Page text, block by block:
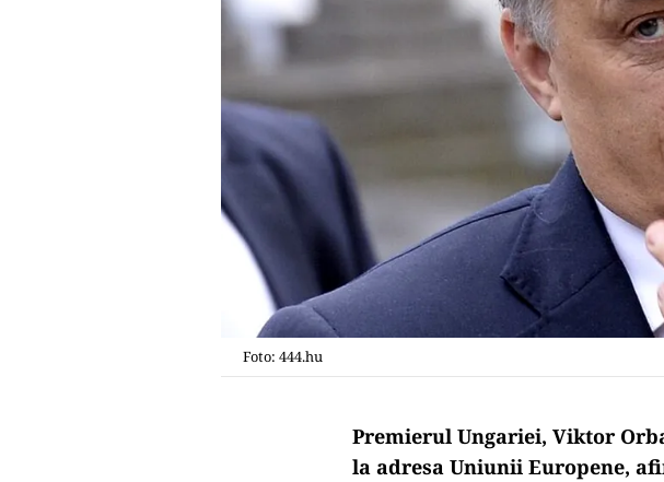
Foto: 444.hu
Premierul Ungariei, Viktor
la adresa Uniunii Europene,